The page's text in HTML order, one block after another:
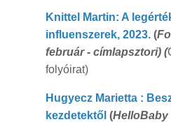
Knittel Martin: A
influenszerek, 2023.(
február - címlapsztori) (
folyóirat)
Hugyecz Marietta :
kezdetektől (HelloBaby